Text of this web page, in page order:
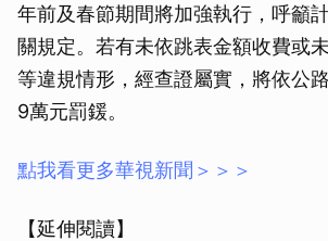
年前及春節期間將加強執行，呼籲
關規定。若有未依跳表金額收費或
等違規情形，經查證屬實，將依公
9萬元罰鍰。
點我看更多華視新聞＞＞＞
【延伸閱讀】